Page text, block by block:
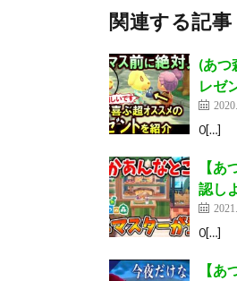
関連する記事
(あつ
レゼ
0[…]
【
認し
0[…]
【